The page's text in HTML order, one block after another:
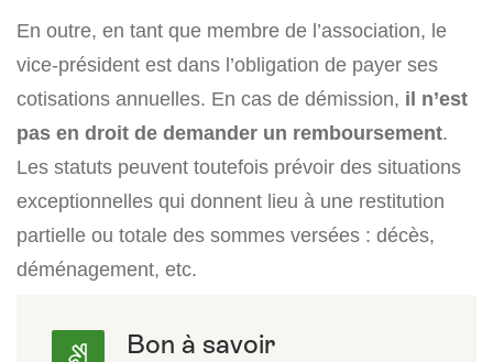
En outre, en tant que membre de l’association, le
vice-président est dans l’obligation de payer ses
cotisations annuelles. En cas de démission, il n’est
pas en droit de demander un remboursement.
Les statuts peuvent toutefois prévoir des situations
exceptionnelles qui donnent lieu à une restitution
partielle ou totale des sommes versées : décès,
déménagement, etc.
Bon à savoir